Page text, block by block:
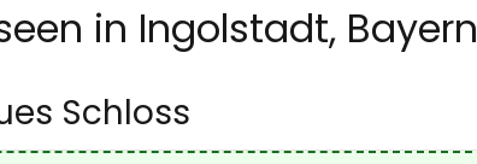
in Ingolstadt, Bayern
Schloss